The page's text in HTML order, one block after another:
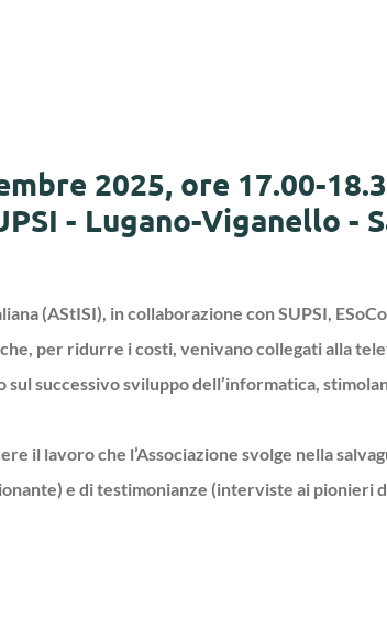
2025, ore 17.00-
- Lugano-Viganello -
(AStISI), in collaborazione con SUPSI,
per ridurre i costi, venivano collegati alla
successivo sviluppo dell’informatica,
il lavoro che l’Associazione svolge nella
e di testimonianze (interviste ai pionieri